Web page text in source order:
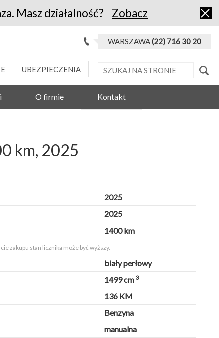
Masz działalność? Zobacz
WARSZAWA(22) 716 30 20
UBEZPIECZENIA
O firmie Kontakt
km, 2025
2025
2025
1400 km
zakupu stan licznika może być wyższy.
biały perłowy
1499 cm 3
136 KM
Benzyna
manualna